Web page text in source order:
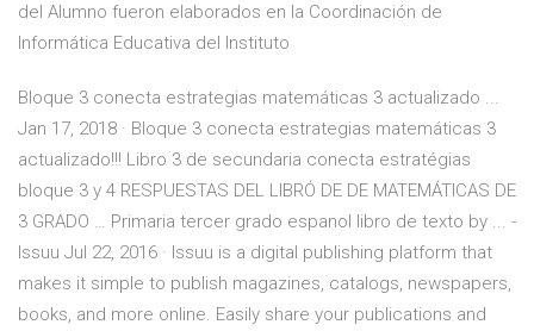
del Alumno fueron elaborados en la Coordinación de
Informática Educativa del Instituto
Bloque 3 conecta estrategias matemáticas 3 actualizado ...
Jan 17, 2018 · Bloque 3 conecta estrategias matemáticas 3
actualizado!!! Libro 3 de secundaria conecta estratégias
bloque 3 y 4 RESPUESTAS DEL LIBRÓ DE DE MATEMÁTICAS DE
3 GRADO … Primaria tercer grado espanol libro de texto by ... -
Issuu Jul 22, 2016 · Issuu is a digital publishing platform that
makes it simple to publish magazines, catalogs, newspapers,
books, and more online. Easily share your publications and